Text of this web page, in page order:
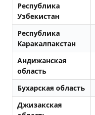
Республика
Узбекистан
Республика
Каракалпакстан
Андижанская
область
Бухарская область
Джизакская